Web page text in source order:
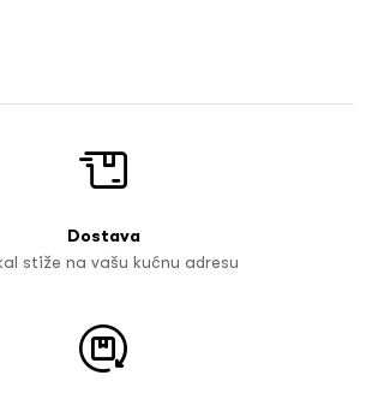
Dostava
stiže na vašu kućnu adresu